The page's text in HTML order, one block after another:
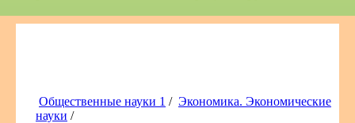
Общественные науки 1 / Экономика. Экономические
науки /